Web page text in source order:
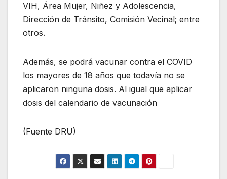
VIH, Área Mujer, Niñez y Adolescencia,
Dirección de Tránsito, Comisión Vecinal; entre
otros.
Además, se podrá vacunar contra el COVID
los mayores de 18 años que todavía no se
aplicaron ninguna dosis. Al igual que aplicar
dosis del calendario de vacunación
(Fuente DRU)